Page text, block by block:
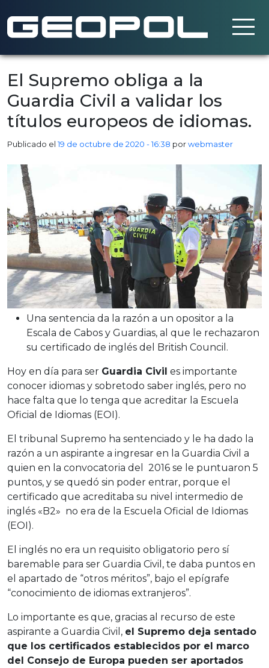
Saltar al contenido principal
El Supremo obliga a la
Guardia Civil a validar los
títulos europeos de idiomas.
Publicado el19 de octubre de 2020 - 16:38 porwebmaster
Una sentencia da la razón a un opositor a la
Escala de Cabos y Guardias, al que le rechazaron
su certificado de inglés del British Council.
Hoy en día para ser Guardia Civil es importante
conocer idiomas y sobretodo saber inglés, pero no
hace falta que lo tenga que acreditar la Escuela
Oficial de Idiomas (EOI).
El tribunal Supremo ha sentenciado y le ha dado la
razón a un aspirante a ingresar en la Guardia Civil a
quien en la convocatoria del 2016 se le puntuaron 5
puntos, y se quedó sin poder entrar, porque el
certificado que acreditaba su nivel intermedio de
inglés «B2» no era de la Escuela Oficial de Idiomas
(EOI).
El inglés no era un requisito obligatorio pero sí
baremable para ser Guardia Civil, te daba puntos en
el apartado de “otros méritos”, bajo el epígrafe
“conocimiento de idiomas extranjeros”.
Lo importante es que, gracias al recurso de este
aspirante a Guardia Civil, el Supremo deja sentado
que los certificados establecidos por el marco
del Consejo de Europa pueden ser aportados